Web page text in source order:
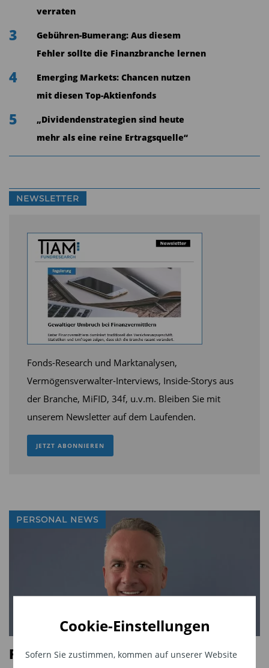
Cookie-Einstellungen
Sofern Sie zustimmen, kommen auf unserer Website
verraten
3
Gebühren-Bumerang: Aus diesem
Fehler sollte die Finanzbranche lernen
4
Emerging Markets: Chancen nutzen
mit diesen Top-Aktienfonds
5
„Dividendenstrategien sind heute
mehr als eine reine Ertragsquelle“
NEWSLETTER
Fonds-Research und Marktanalysen,
Vermögensverwalter-Interviews, Inside-Storys aus
der Branche, MiFID, 34f, u.v.m. Bleiben Sie mit
unserem Newsletter auf dem Laufenden.
JETZT ABONNIEREN
PERSONAL NEWS
René Frick wechselt zu Lazard AM